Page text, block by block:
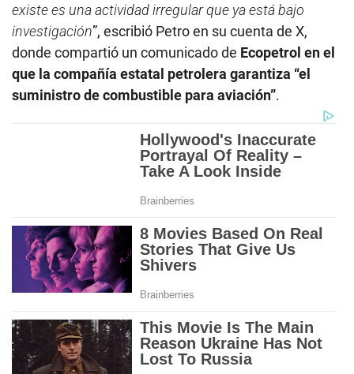
existe es una actividad irregular que ya está bajo
investigación”, escribió Petro en su cuenta de X,
donde compartió un comunicado de Ecopetrol en el
que la compañía estatal petrolera garantiza “el
suministro de combustible para aviación”.